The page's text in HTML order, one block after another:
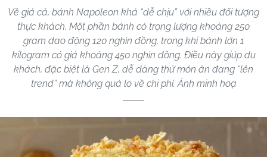
Về giá cả, bánh Napoleon khá “dễ chịu” với nhiều đối tượng
thực khách. Một phần bánh có trọng lượng khoảng 250
gram dao động 120 nghìn đồng, trong khi bánh lớn 1
kilogram có giá khoảng 450 nghìn đồng. Điều này giúp du
khách, đặc biệt là Gen Z, dễ dàng thử món ăn đang “lên
trend” mà không quá lo về chi phí. Ảnh minh hoạ